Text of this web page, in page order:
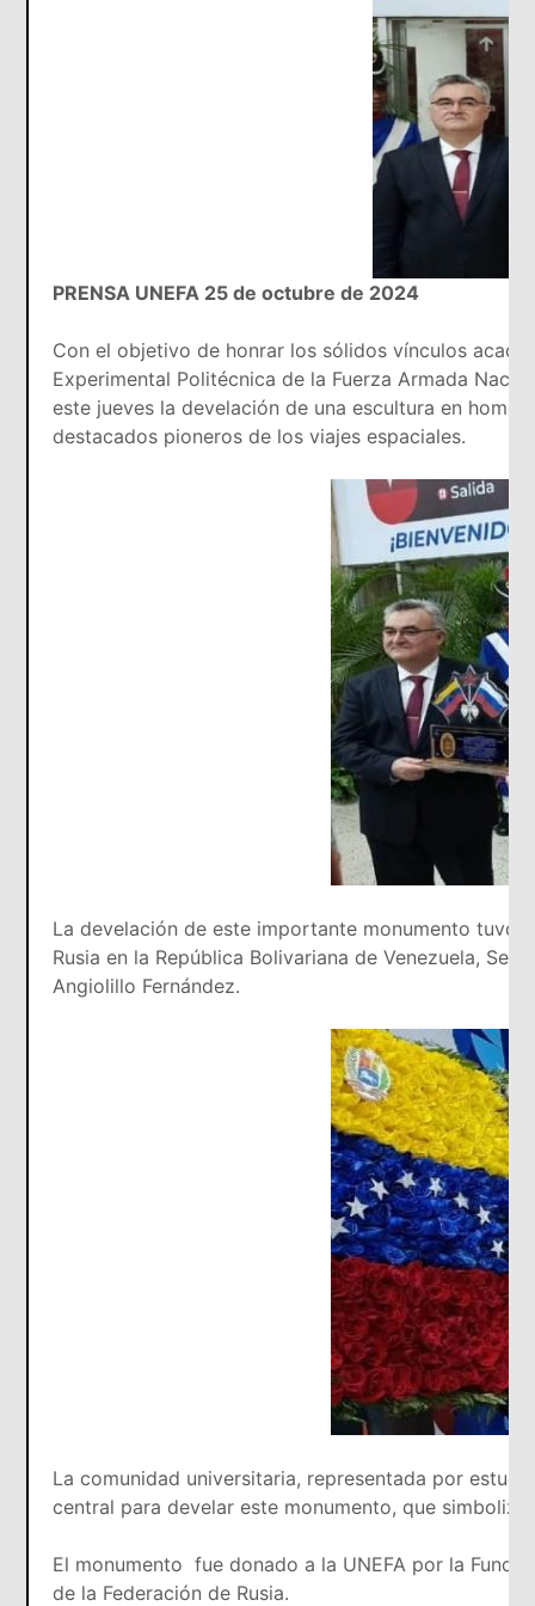
PRENSA UNEFA 25 de octubre de 2024
Con el objetivo de honrar los sólidos vínculos
Experimental Politécnica de la Fuerza Armada
este jueves la develación de una escultura en
destacados pioneros de los viajes espaciales.
La develación de este importante monumento tuvo
Rusia en la República Bolivariana de Venezuela,
Angiolillo Fernández.
La comunidad universitaria, representada por
central para develar este monumento, que
El monumento fue donado a la UNEFA por la
de la Federación de Rusia.